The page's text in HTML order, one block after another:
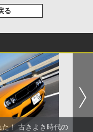
る
！ 古きよき時代の